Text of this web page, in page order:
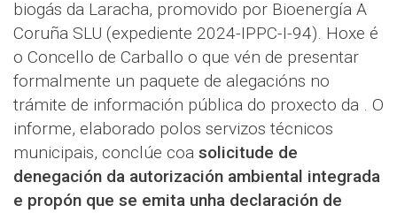
biogás da Laracha, promovido por Bioenergía A
Coruña SLU (expediente 2024-IPPC-I-94). Hoxe é
o Concello de Carballo o que vén de presentar
formalmente un paquete de alegacións no
trámite de información pública do proxecto da . O
informe, elaborado polos servizos técnicos
municipais, conclúe coa solicitude de
denegación da autorización ambiental integrada
e propón que se emita unha declaración de